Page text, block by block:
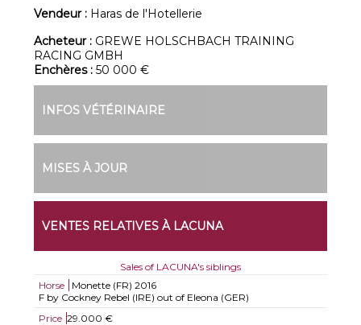
Vendeur : Haras de l'Hotellerie
Acheteur : GREWE HOLSCHBACH TRAINING
RACING GMBH
Enchères :50 000 €
INFOS VÉTÉRINAIRE
MISES À JOUR
VENTES RELATIVES À LACUNA
Sales of LACUNA's siblings
Horse
Monette (FR) 2016
F by Cockney Rebel (IRE) out of Eleona (GER)
Price 29.000 €